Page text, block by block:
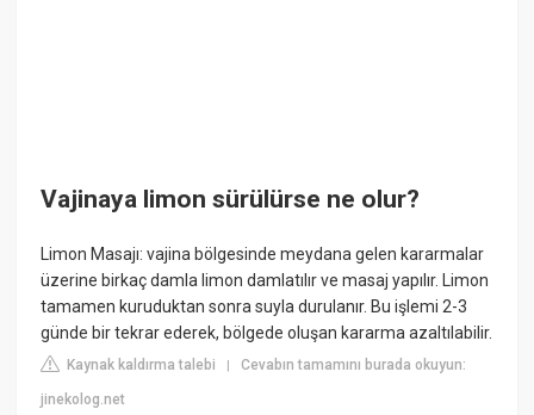
Vajinaya limon sürülürse ne olur?
Limon Masajı: vajina bölgesinde meydana gelen kararmalar
üzerine birkaç damla limon damlatılır ve masaj yapılır. Limon
tamamen kuruduktan sonra suyla durulanır. Bu işlemi 2-3
günde bir tekrar ederek, bölgede oluşan kararma azaltılabilir.
Kaynak kaldırma talebi |Cevabın tamamını burada okuyun:
jinekolog.net